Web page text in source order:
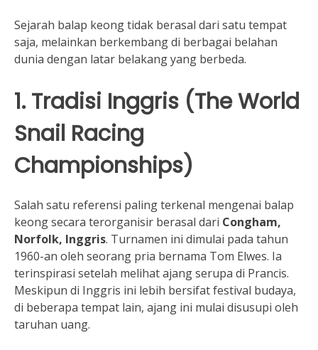
Sejarah balap keong tidak berasal dari satu tempat
saja, melainkan berkembang di berbagai belahan
dunia dengan latar belakang yang berbeda.
1. Tradisi Inggris (The World
Snail Racing
Championships)
Salah satu referensi paling terkenal mengenai balap
keong secara terorganisir berasal dari Congham,
Norfolk, Inggris. Turnamen ini dimulai pada tahun
1960-an oleh seorang pria bernama Tom Elwes. Ia
terinspirasi setelah melihat ajang serupa di Prancis.
Meskipun di Inggris ini lebih bersifat festival budaya,
di beberapa tempat lain, ajang ini mulai disusupi oleh
taruhan uang.